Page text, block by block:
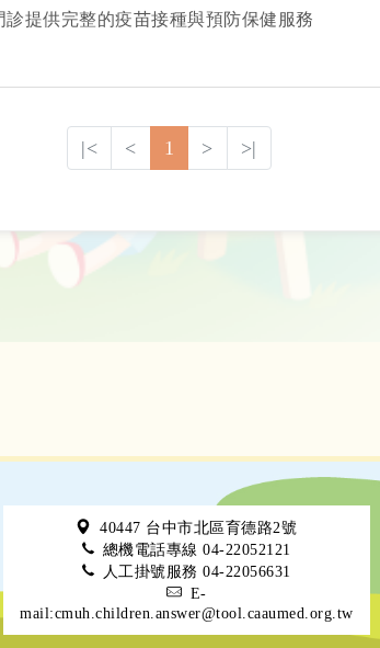
診提供完整的疫苗接種與預防保健服務
|< < 1 > >|
40447 台中市北區育德路2號
總機電話專線 04-22052121
人工掛號服務 04-22056631
E-
mail:cmuh.children.answer@tool.caaumed.org.tw